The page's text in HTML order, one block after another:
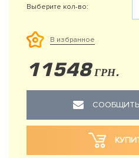
Выберите кол-во:
В избранное
11548 ГРН.